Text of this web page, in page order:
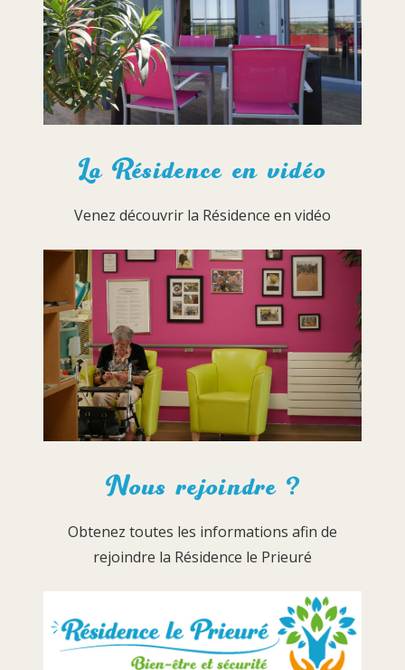
La Résidence en vidéo
Venez découvrir la Résidence en vidéo
Nous rejoindre ?
Obtenez toutes les informations afin de
rejoindre la Résidence le Prieuré